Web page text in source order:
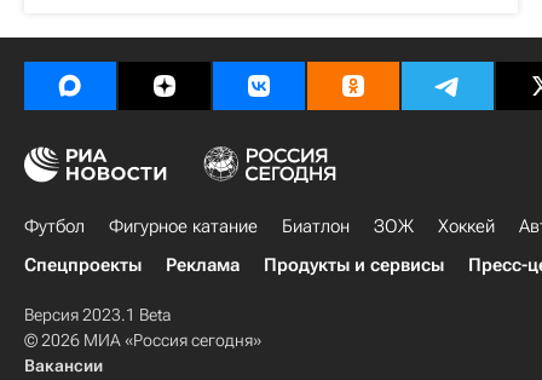
Футбол Фигурное катание Биатлон ЗОЖ Хоккей
Спецпроекты
Реклама Продукты и сервисы Пресс-
Версия 2023.1 Beta
© 2026 МИА «Россия сегодня»
Вакансии